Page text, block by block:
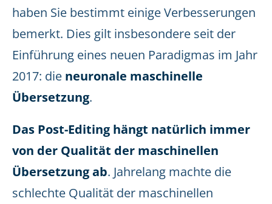
haben Sie bestimmt einige Verbesserungen
bemerkt. Dies gilt insbesondere seit der
Einführung eines neuen Paradigmas im Jahr
2017: die neuronale maschinelle
Übersetzung.
Das Post-Editing hängt natürlich immer
von der Qualität der maschinellen
Übersetzung ab. Jahrelang machte die
schlechte Qualität der maschinellen